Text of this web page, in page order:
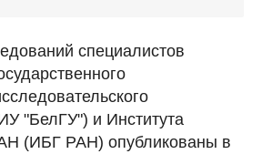
специалистов
"БелГУ") и Института
(ИБГ РАН) опубликованы в